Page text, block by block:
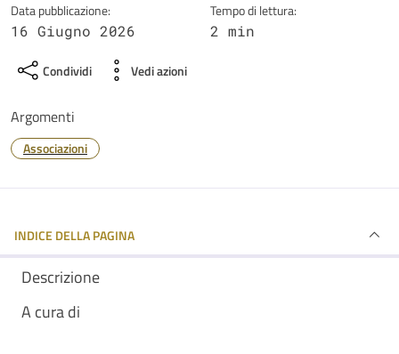
Data pubblicazione:
16 Giugno 2026
Tempo di lettura:
2 min
Condividi Vedi azioni
Argomenti
Associazioni
INDICE DELLA PAGINA
Descrizione
A cura di